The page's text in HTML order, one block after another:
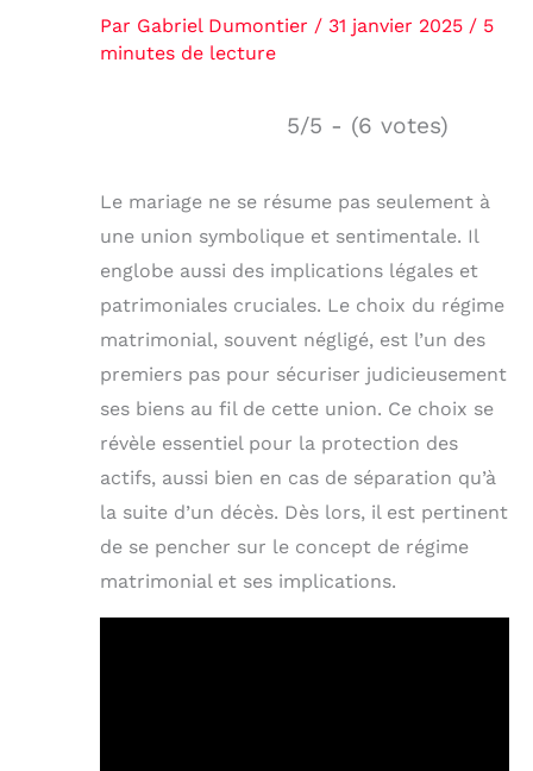
Par Gabriel Dumontier / 31 janvier 2025 / 5
minutes de lecture
5/5 - (6 votes)
Le mariage ne se résume pas seulement à
une union symbolique et sentimentale. Il
englobe aussi des implications légales et
patrimoniales cruciales. Le choix du régime
matrimonial, souvent négligé, est l’un des
premiers pas pour sécuriser judicieusement
ses biens au fil de cette union. Ce choix se
révèle essentiel pour la protection des
actifs, aussi bien en cas de séparation qu’à
la suite d’un décès. Dès lors, il est pertinent
de se pencher sur le concept de régime
matrimonial et ses implications.